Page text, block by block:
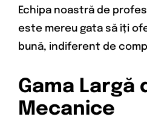
Echipa noastră de
este mereu gata să îți
bună, indiferent de
Gama Largă
Mecanice